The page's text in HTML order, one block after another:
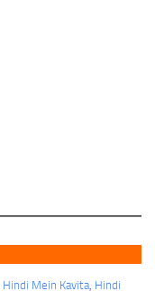
Hindi Mein Kavita, Hindi